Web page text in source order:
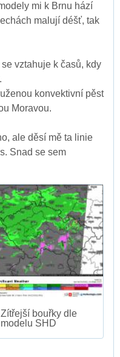
mi k Brnu hází
malují déšť, tak
vztahuje k časů, kdy
konvektivní pěst
Moravou.
ale děsí mě ta linie
Snad se sem
Zítřejší bouřky dle
modelu SHD